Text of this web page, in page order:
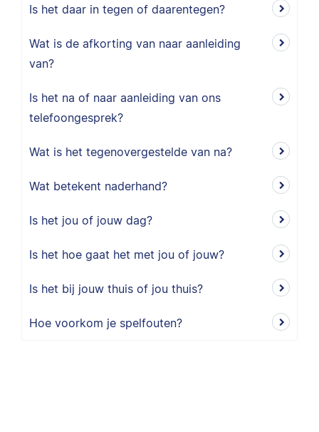
Is het daar in tegen of daarentegen?
Wat is de afkorting van naar aanleiding
van?
Is het na of naar aanleiding van ons
telefoongesprek?
Wat is het tegenovergestelde van na?
Wat betekent naderhand?
Is het jou of jouw dag?
Is het hoe gaat het met jou of jouw?
Is het bij jouw thuis of jou thuis?
Hoe voorkom je spelfouten?